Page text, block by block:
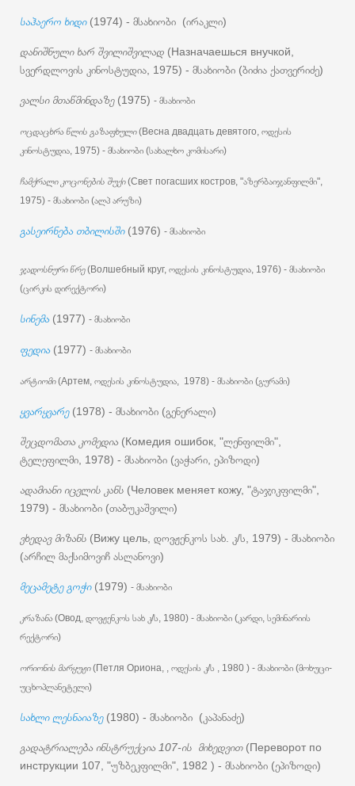
საჰაერო ხიდი (1974) - მსახიობი (ირაკლი)
დანიშნული ხარ შვილიშვილად (Назначаешься внучкой,
სვერდლოვის კინოსტუდია, 1975) - მსახიობი (ბიძია ქათვერიძე)
ვალსი მთაწმინდაზე(1975) - მსახიობი
ოცდაცხრა წლის გაზაფხული(Весна двадцать девятого, ოდესის
კინოსტუდია, 1975) - მსახიობი (სახალხო კომისარი)
ჩამქრალი კოცონების შუქი(Свет погасших костров, "აზერბაიჯანფილმი",
1975) - მსახიობი (ალპ არუზი)
გასეირნება თბილისში(1976) - მსახიობი
ჯადოსნური წრე(Волшебный круг, ოდესის კინოსტუდია, 1976) - მსახიობი
(ცირკის დირექტორი)
სინემა(1977) - მსახიობი
ფედია (1977) - მსახიობი
არტიომი(Артем, ოდესის კინოსტუდია, 1978) - მსახიობი (გურამი)
ყვარყვარე(1978) - მსახიობი (გენერალი)
შეცდომათა კომედია(Комедия ошибок, "ლენფილმი",
ტელეფილმი, 1978) - მსახიობი (ვაჭარი, ეპიზოდი)
ადამიანი იცვლის კანს (Человек меняет кожу, "ტაჯიკფილმი",
1979) - მსახიობი (თაბუკაშვილი)
ვხედავ მიზანს (Вижу цель, დოვჟენკოს სახ. კ/ს, 1979) - მსახიობი
(არჩილ მაქსიმოვიჩ ასლანოვი)
მეცამეტე გოჭი (1979) - მსახიობი
კრაზანა(Овод, დოვჟენკოს სახ კ/ს, 1980) - მსახიობი (კარდი, სემინარიის
რექტორი)
ორიონის მარყუჟი(Петля Ориона, , ოდესის კ/ს , 1980 ) - მსახიობი (მოხუცი-
უცხოპლანეტელი)
სახლი ლესნაიაზე(1980) - მსახიობი (კაპანაძე)
გადატრიალება ინსტრუქცია 107-ის მიხედვით(Переворот по
инструкции 107, "უზბეკფილმი", 1982 ) - მსახიობი (ეპიზოდი)